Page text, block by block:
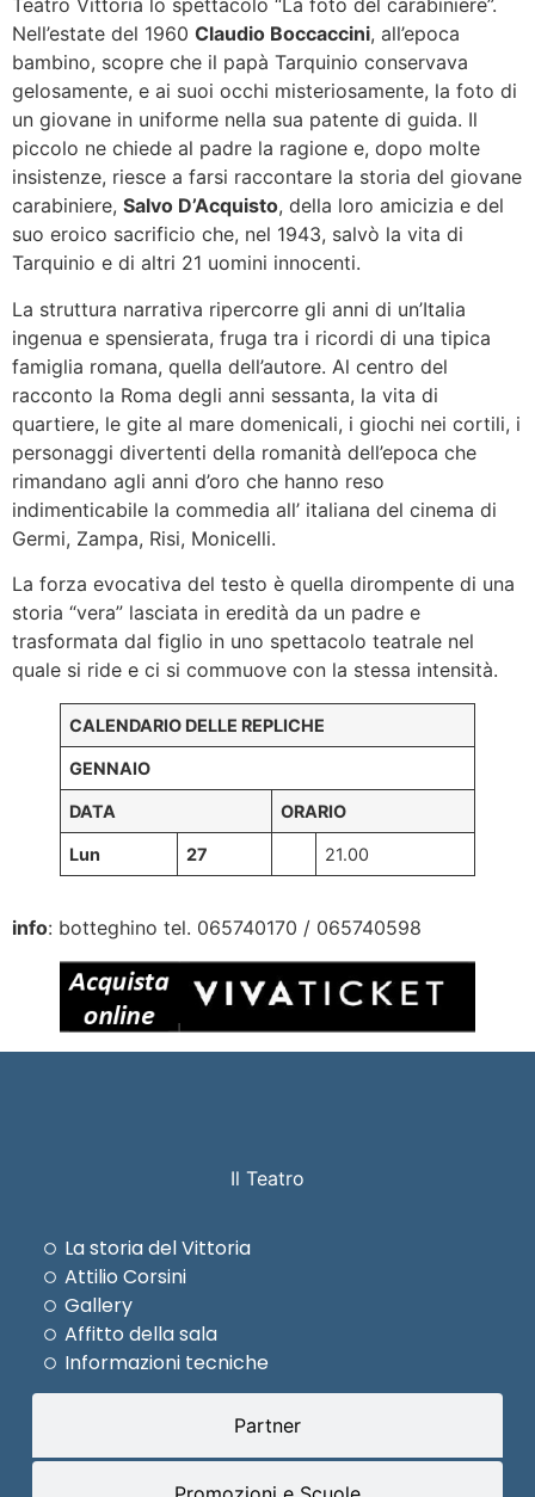
Teatro Vittoria lo spettacolo “La foto del carabiniere”.
Nell’estate del 1960 Claudio Boccaccini, all’epoca
bambino, scopre che il papà Tarquinio conservava
gelosamente, e ai suoi occhi misteriosamente, la foto di
un giovane in uniforme nella sua patente di guida. Il
piccolo ne chiede al padre la ragione e, dopo molte
insistenze, riesce a farsi raccontare la storia del giovane
carabiniere, Salvo D’Acquisto, della loro amicizia e del
suo eroico sacrificio che, nel 1943, salvò la vita di
Tarquinio e di altri 21 uomini innocenti.
La struttura narrativa ripercorre gli anni di un’Italia
ingenua e spensierata, fruga tra i ricordi di una tipica
famiglia romana, quella dell’autore. Al centro del
racconto la Roma degli anni sessanta, la vita di
quartiere, le gite al mare domenicali, i giochi nei cortili, i
personaggi divertenti della romanità dell’epoca che
rimandano agli anni d’oro che hanno reso
indimenticabile la commedia all’ italiana del cinema di
Germi, Zampa, Risi, Monicelli.
La forza evocativa del testo è quella dirompente di una
storia “vera” lasciata in eredità da un padre e
trasformata dal figlio in uno spettacolo teatrale nel
quale si ride e ci si commuove con la stessa intensità.
CALENDARIO DELLE REPLICHE
GENNAIO
DATA ORARIO
Lun 27 21.00
info: botteghino tel. 065740170 / 065740598
Il Teatro
Partner
La storia del Vittoria
Attilio Corsini
Gallery
Affitto della sala
Informazioni tecniche